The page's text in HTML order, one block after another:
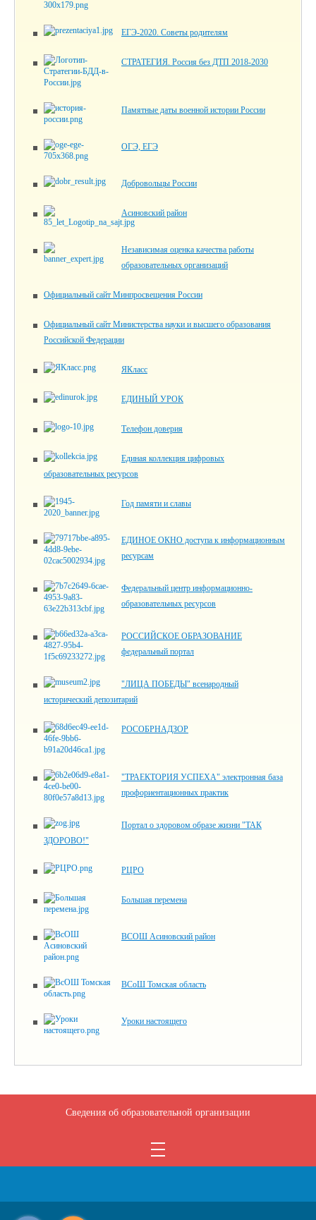
ЕГЭ-2020. Советы родителям
СТРАТЕГИЯ. Россия без ДТП 2018-2030
Памятные даты военной истории России
ОГЭ, ЕГЭ
Добровольцы России
Асиновский район
Независимая оценка качества работы
образовательных организаций
Официальный сайт Минпросвещения России
Официальный сайт Министерства науки и высшего образования
Российской Федерации
ЯКласс
ЕДИНЫЙ УРОК
Телефон доверия
Единая коллекция цифровых
образовательных ресурсов
Год памяти и славы
ЕДИНОЕ ОКНО доступа к информационным
ресурсам
Федеральный центр информационно-
образовательных ресурсов
РОССИЙСКОЕ ОБРАЗОВАНИЕ
федеральный портал
"ЛИЦА ПОБЕДЫ" всенародный
исторический депозитарий
РОСОБРНАДЗОР
"ТРАЕКТОРИЯ УСПЕХА" электронная база
профориентационных практик
Портал о здоровом образе жизни "ТАК
ЗДОРОВО!"
РЦРО
Большая перемена
ВСОШ Асиновский район
ВСоШ Томская область
Уроки настоящего
Сведения об образовательной организации